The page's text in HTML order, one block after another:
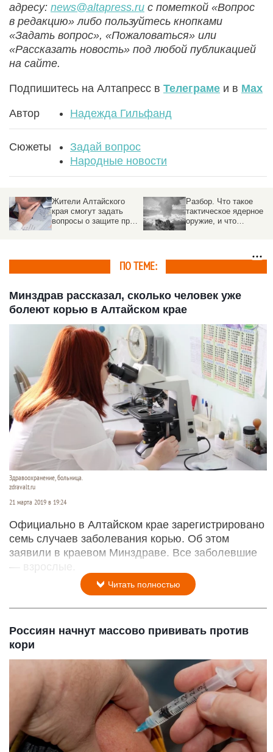
адресу: news@altapress.ru с пометкой «Вопрос
в редакцию» либо пользуйтесь кнопками
«Задать вопрос», «Пожаловаться» или
«Рассказать новость» под любой публикацией
на сайте.
Подпишитесь на Алтапресс в Телеграме и в Max
Автор Надежда Гильфанд
Сюжеты
Задай вопрос
Народные новости
Жители Алтайского
края смогут задать
вопросы о защите прав
Разбор. Что такое
тактическое ядерное
оружие, и что
ПО ТЕМЕ:
Минздрав рассказал, сколько человек уже
болеют корью в Алтайском крае
Здравоохранение, больница.
zdravalt.ru
21 марта 2019 в 19:24
Официально в Алтайском крае зарегистрировано
семь случаев заболевания корью. Об этом
заявили в краевом Минздраве. Все заболевшие
— взрослые.
Читать полностью
Россиян начнут массово прививать против
кори